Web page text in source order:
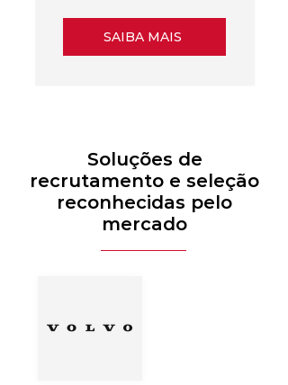
SAIBA MAIS
Soluções de
recrutamento e seleção
reconhecidas pelo
mercado